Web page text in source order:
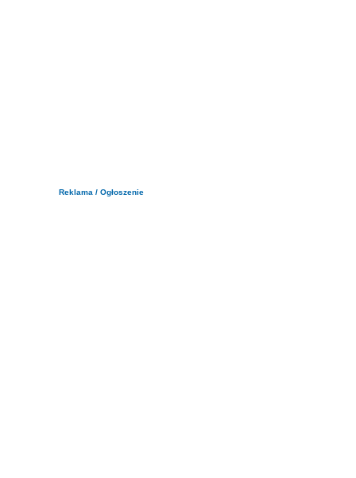
Reklama / Ogłoszenie